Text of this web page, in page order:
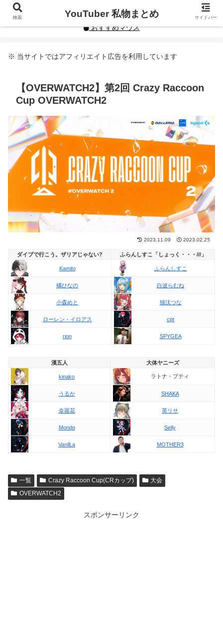
YouTuberや人気インフルエンサーの私物まとめです。
おすすめマウス
※ 当サイトではアフィリエイト広告を利用しています
【OVERWATCH2】第2回 Crazy Raccoon
Cup OVERWATCH2
2023.11.09 2023.02.25
ダイブで行こう。ザリアじゃない? ふらんしすこ「しょっく・・・///」
Kamito ふらんしすこ
橘ひなの 白波らむね
小森めと 猫汰つな
ローレン・イロアス cpt
rion SPYGEA
漢五人 大体ヤニーズ
kinako ラトナ・プティ
うるか SHAKA
奈羅花 英リサ
Mondo Selly
VanilLa MOTHER3
一覧 Crazy Raccoon Cup(CRカップ)
大会
OVERWATCH2
スポンサーリンク
検索 YouTuber 私物まとめ サイドバー